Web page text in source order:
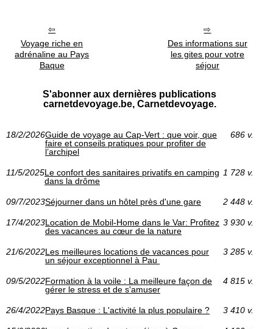
Voyage riche en
adrénaline au Pays
Baque
Des informations sur
les gites pour votre
séjour
S'abonner aux dernières publications
carnetdevoyage.be, Carnetdevoyage.
18/2/2026Guide de voyage au Cap‑Vert : que voir, que
faire et conseils pratiques pour profiter de
l’archipel
686 v.
11/5/2025Le confort des sanitaires privatifs en camping
dans la drôme
1 728 v.
09/7/2023Séjourner dans un hôtel près d'une gare 2 448 v.
17/4/2023Location de Mobil-Home dans le Var: Profitez
des vacances au cœur de la nature
3 930 v.
21/6/2022Les meilleures locations de vacances pour
un séjour exceptionnel à Pau
3 285 v.
09/5/2022Formation à la voile : La meilleure façon de
gérer le stress et de s'amuser
4 815 v.
26/4/2022Pays Basque : L'activité la plus populaire ? 3 410 v.